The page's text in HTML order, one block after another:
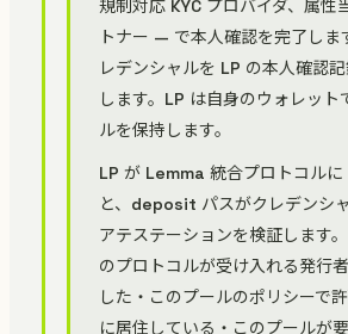
規制対応 KYC プロバイダ、属性
トナー — で本人確認を完了しま
レデンシャルを LP の本人確認
します。LP は自身のウォレット
ルを保持します。
LP が Lemma 統合プロトコル
と、deposit パスがクレデンシ
アテステーションを検証します
のプロトコルが受け入れる発行
した・このプールのポリシーで
に居住している・このプールが